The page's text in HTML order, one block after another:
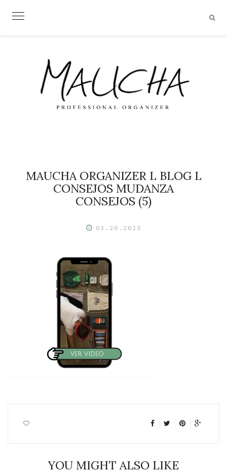
MAUCHA ORGANIZER L BLOG L
CONSEJOS MUDANZA
CONSEJOS (5)
03.20.2025
YOU MIGHT ALSO LIKE